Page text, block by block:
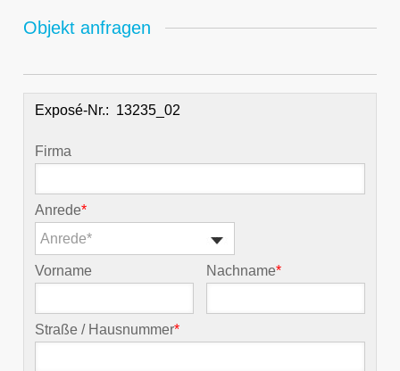
Objekt anfragen
Exposé-Nr.:
Firma
Anrede*
Anrede*
Vorname Nachname*
Straße / Hausnummer*